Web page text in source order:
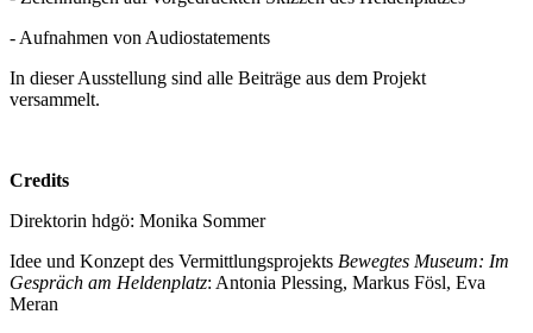
- Aufnahmen von Audiostatements
In dieser Ausstellung sind alle Beiträge aus dem Projekt
versammelt.
Credits
Direktorin hdgö: Monika Sommer
Idee und Konzept des Vermittlungsprojekts Bewegtes Museum: Im
Gespräch am Heldenplatz: Antonia Plessing, Markus Fösl, Eva
Meran